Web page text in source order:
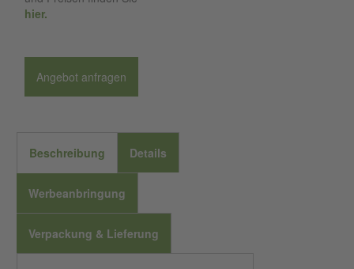
hier.
Angebot anfragen
Beschreibung Details
Werbeanbringung
Verpackung & Lieferung